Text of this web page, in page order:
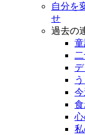
自分を
せ
過去の
私